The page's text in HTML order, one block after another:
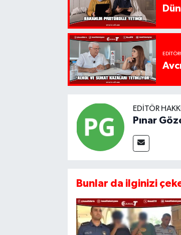
EDITÖR
Pınar
Bunlar da ilginizi